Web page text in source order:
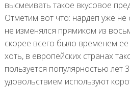
высмеивать такое вкусовое
Отметим вот что: нардеп уже не
не изменялся прямиком из
скорее всего было временем
хоть, в европейских странах
пользуется популярностью
удовольствием используют